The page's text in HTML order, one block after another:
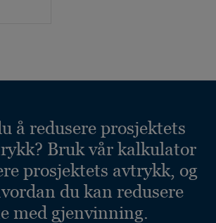
å redusere prosjektets
Bruk vår kalkulator
prosjektets avtrykk, og
du kan redusere
med gjenvinning.